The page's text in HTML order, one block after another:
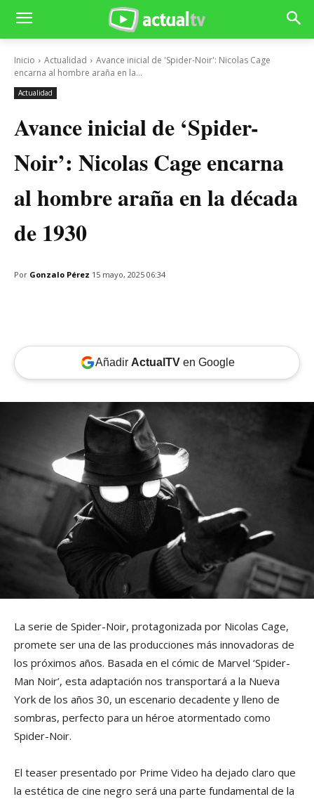
Inicio Actualidad
Avance inicial de 'Spider-Noir': Nicolas Cage
encarna al hombre araña en la...
Actualidad
Avance inicial de ‘Spider-
Noir’: Nicolas Cage encarna
al hombre araña en la década
de 1930
Por Gonzalo Pérez 15 mayo, 2025 06:34
Añadir ActualTVen Google
La serie de Spider-Noir, protagonizada por Nicolas Cage,
promete ser una de las producciones más innovadoras de
los próximos años. Basada en el cómic de Marvel ‘Spider-
Man Noir’, esta adaptación nos transportará a la Nueva
York de los años 30, un escenario decadente y lleno de
sombras, perfecto para un héroe atormentado como
Spider-Noir.
El teaser presentado por Prime Video ha dejado claro que
la estética de cine negro será una parte fundamental de la